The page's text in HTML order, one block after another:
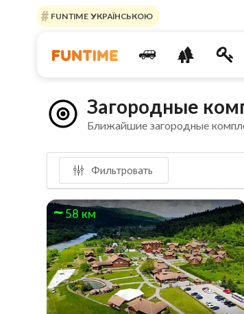
FUNTIME УКРАЇНСЬКОЮ
Загородные
Ближайшие загородные
Фильтровать
58 км